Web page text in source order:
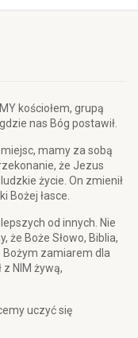
kościołem, grupą
nas Bóg postawił.
mamy za sobą
że Jezus
życie. On zmienił
Bożej łasce.
od innych. Nie
że Boże Słowo, Biblia,
Bożym zamiarem dla
NIM żywą,
uczyć się